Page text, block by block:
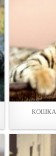
КОШКА